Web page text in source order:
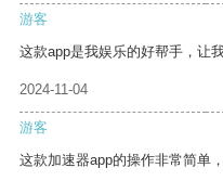
游客
这款app是我娱乐的好帮手，让
2024-11-04
游客
这款加速器app的操作非常简单